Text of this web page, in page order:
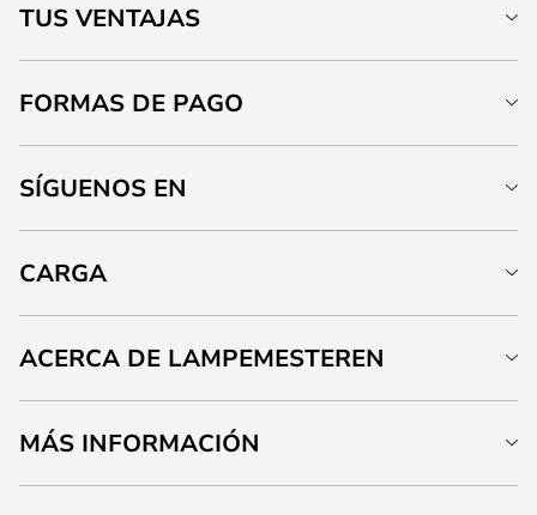
TUS VENTAJAS
FORMAS DE PAGO
SÍGUENOS EN
CARGA
ACERCA DE LAMPEMESTEREN
MÁS INFORMACIÓN